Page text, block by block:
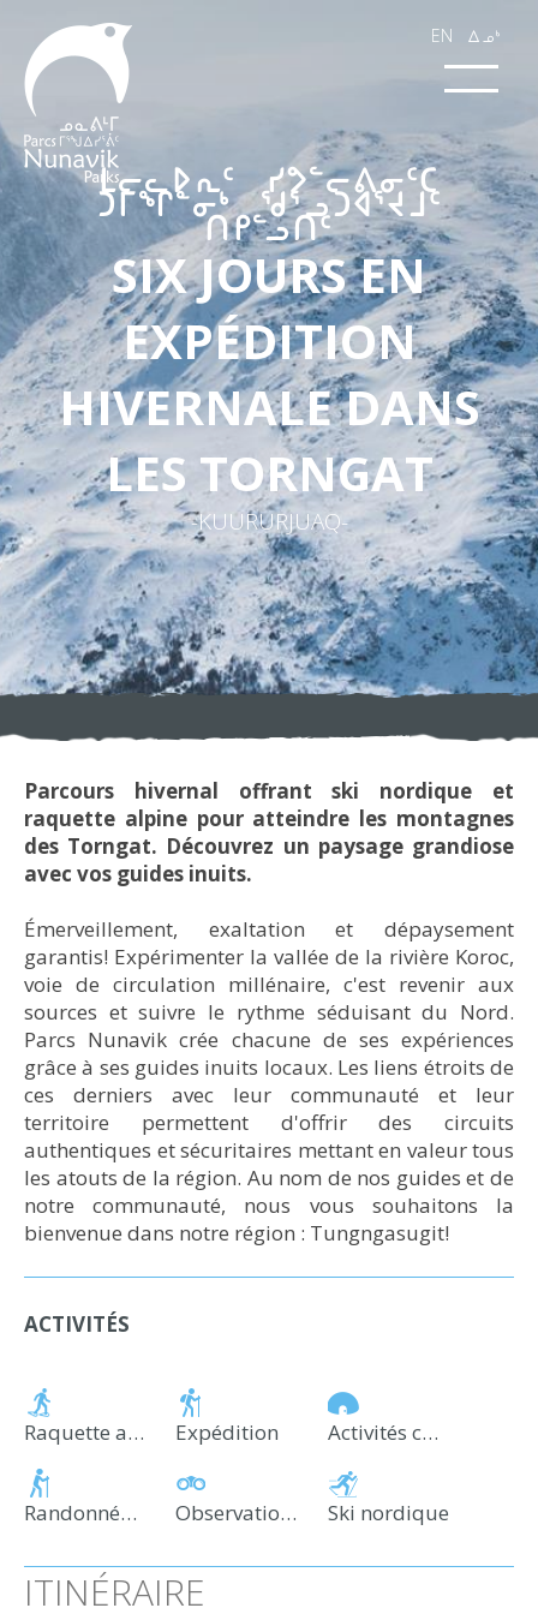
EN wk4
​ᒪᓕᓚᐅᕆᑦ ᓯᕗᓪᓕᕕᓂᑦᑕ
ᑐᒥᖏᓐᓂᒃ ᖁᕐᓗᑐᐊᕐᔪᒧᑦ
ᑎᑭᓪᓗᑎᑦ​
SIX JOURS EN
EXPÉDITION
HIVERNALE DANS
LES TORNGAT
-KUURURJUAQ-
Parcours hivernal offrant ski nordique et
raquette alpine pour atteindre les montagnes
des Torngat. Découvrez un paysage grandiose
avec vos guides inuits.
Émerveillement, exaltation et dépaysement
garantis! Expérimenter la vallée de la rivière Koroc,
voie de circulation mill​​énaire, c'est revenir aux
sources et suivre le rythme séduisant du Nord.
Parcs Nunavik crée chacune de ses expériences
grâce à ses guides inuits locaux. Les liens étroits de
ces derniers avec leur communauté et leur
territoire permettent d'offrir des circuits
authentiques et sécuritaires mettant en valeur tous
les atouts de la région. Au nom de nos guides et de
notre communauté, nous vous souhaitons la
bienvenue dans notre région : Tungngasugit!
ACTIVITÉS
Raquette alpine Expédition Activités culturelles
Randonnée pédestre Observation de la faune et des paysages Ski nordique
ITINÉRAIRE